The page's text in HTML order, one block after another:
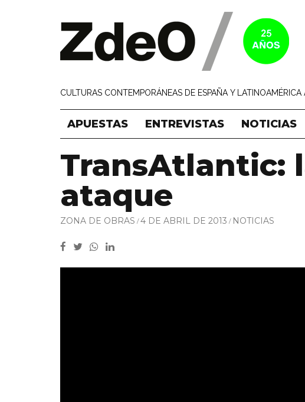
CULTURAS CONTEMPORÁNEAS DE ESPAÑA Y LATINOAMÉRICA
APUESTAS ENTREVISTAS NOTICIAS
TransAtlantic:
ataque
ZONA DE OBRAS 4 DE ABRIL DE 2013 NOTICIAS